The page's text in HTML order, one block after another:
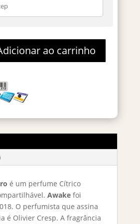
ao carrinho
é um perfume Cítrico
Awake foi
O perfumista que assina
é Olivier Cresp. A fragrância